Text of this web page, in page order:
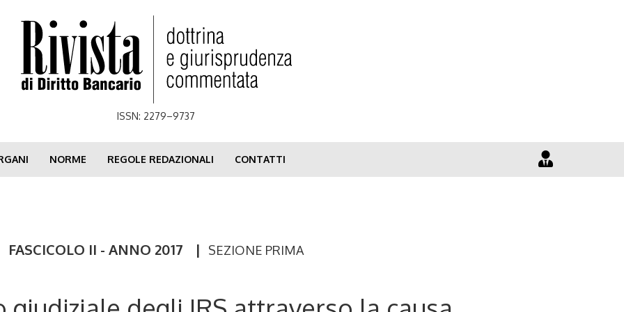
ISSN: 2279–9737
NORME REGOLE REDAZIONALI CONTATTI
FASCICOLO II - ANNO 2017 | SEZIONE PRIMA